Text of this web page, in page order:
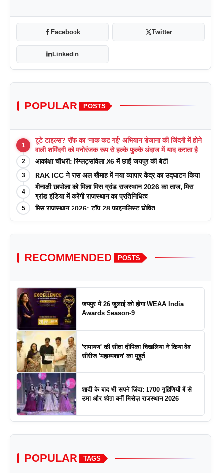
Facebook Twitter
Linkedin
POPULAR POSTS
1
टूटे टाइल्स? रॉफ का 'नाक कट गई' अभियान रोजाना की जिंदगी में होने
वाली शर्मिंदगी को मनोरंजक रूप से हल्के फुल्के अंदाज में याद कराता है
2 आकांक्षा चौधरी: स्प्लिट्सविला X6 में छाईं जयपुर की बेटी
3 RAK ICC ने रास अल खैमाह में नया व्यापार केंद्र का उद्घाटन किया
4
मीनाक्षी छापोला को मिला मिस ग्रांड राजस्थान 2026 का ताज, मिस
ग्रांड इंडिया में करेंगी राजस्थान का प्रतिनिधित्व
5 मिस राजस्थान 2026: टॉप 28 फाइनलिस्ट घोषित
RECOMMENDED POSTS
जयपुर में 26 जुलाई को होगा WEAA India
Awards Season-9
'रामायण' की सीता दीपिका चिखलिया ने किया वेब
सीरीज 'महाश्मशान' का मुहूर्त
शादी के बाद भी सपने ज़िंदा: 1700 गृहिणियों में से
उमा और श्वेता बनीं मिसेज़ राजस्थान 2026
POPULAR TAGS